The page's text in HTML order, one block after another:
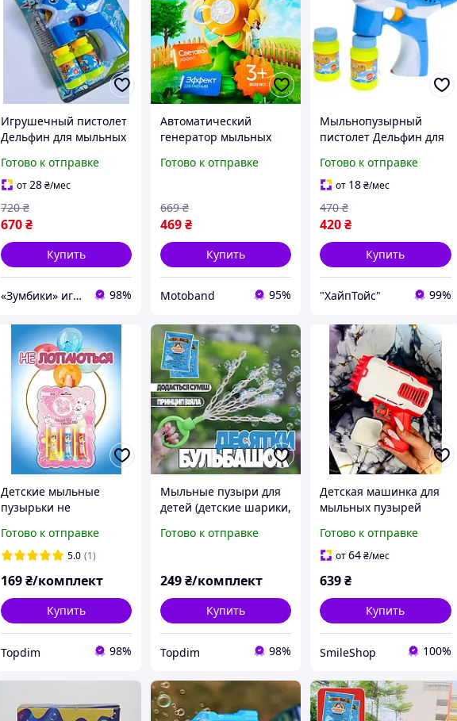
Игрушечный пистолет
Дельфин для мыльных
звуковой, 2 бутылки в
комплекте
Готово к отправке
от28₴/мес
670₴
720 ₴
Купить
«Зумбики» игрушки для детей 98%
Автоматический
генератор мыльных
машинка для пузырей
форме подсолнух
Готово к отправке
469₴
669 ₴
Купить
Motoband 95%
Мыльнопузырный
пистолет Дельфин для
жидкостью, веселая
игрушка на улицу
Готово к отправке
от 18₴/мес
420₴
470 ₴
Купить
"ХайпТойс" 99%
Детские мыльные
пузырьки не
пузыри для детей
(розовая упаковка)
Готово к отправке
5.0 (1)
169₴/комплект
Купить
Topdim 98%
Мыльные пузыри для
детей (детские шарики,
салатовые)
Готово к отправке
249₴/комплект
Купить
Topdim 98%
Детская машинка для
мыльных пузырей
Готово к отправке
от64₴/мес
639₴
Купить
SmileShop 100%